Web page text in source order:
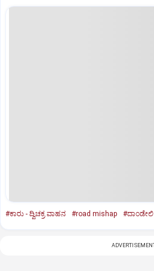
#ಕಾರು - ದ್ವಿಚಕ್ರ ವಾಹನ #road mishap #ದಾಂಡೇಲಿ